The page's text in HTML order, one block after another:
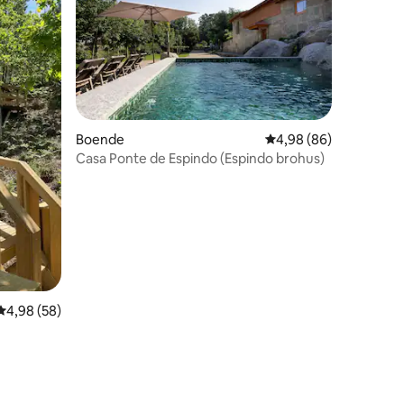
av 5 i genomsnittligt betyg, 58 omdömen
4,98 (58)
Boende 4,98 av 5 i
4,98 (86)
Casa Ponte de Espindo (Espindo brohus)